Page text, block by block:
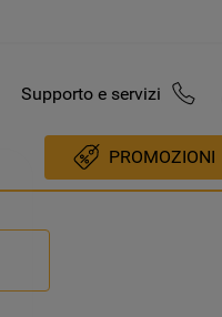
Supporto e servizi
PROMOZIONI